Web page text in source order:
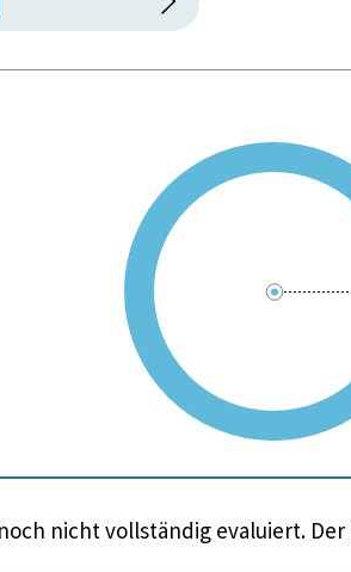
nicht vollständig evaluiert.